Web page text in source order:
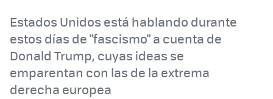
Estados Unidos está hablando durante
estos días de "fascismo" a cuenta de
Donald Trump, cuyas ideas se
emparentan con las de la extrema
derecha europea